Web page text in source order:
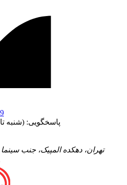
پاسخگویی: (شنبه تا
تهران، دهکده المپیک، جنب